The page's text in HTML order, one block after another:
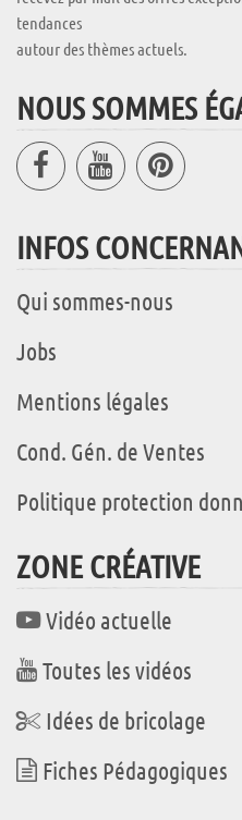
tendances
autour des thèmes actuels.
NOUS SOMMES
INFOS
Qui sommes-nous
Jobs
Mentions légales
Cond. Gén. de Ventes
Politique protection
ZONE CRÉATIVE
Vidéo actuelle
Toutes les vidéos
Idées de bricolage
Fiches Pédagogiques